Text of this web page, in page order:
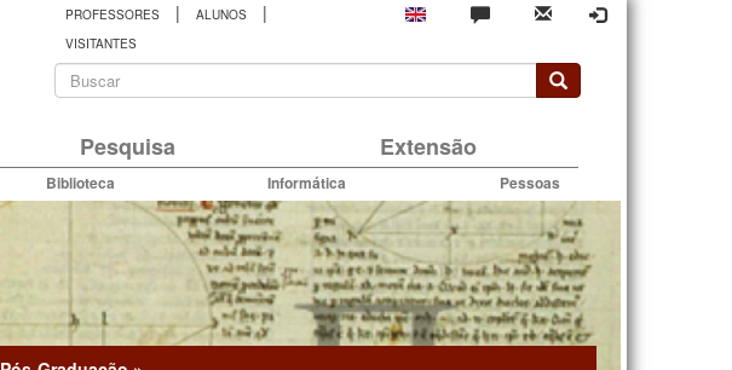
PROFESSORES | ALUNOS |
VISITANTES
Formulário
busca
Pesquisa Extensão
Biblioteca Informática Pessoas